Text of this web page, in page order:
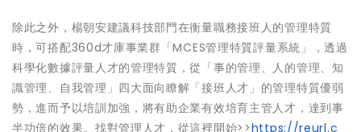
除此之外，楊朝安建議科技部門在衡量職務接班人的管理特質
時，可搭配360d才庫事業群「MCES管理特質評量系統」，透過
科學化數據評量人才的管理特質，從「事的管理、人的管理、知
識管理、自我管理」四大面向瞭解「接班人才」的管理特質優弱
勢，進而予以培訓加強，將有助企業有效培育主管人才，達到事
半功倍的效果。找對管理人才，從這裡開始>>https://reurl.c